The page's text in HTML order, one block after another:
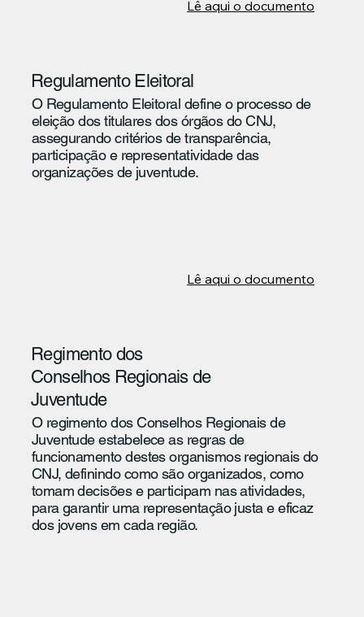
Lê aqui o documento
Regulamento Eleitoral
O Regulamento Eleitoral define o processo de
eleição dos titulares dos órgãos do CNJ,
assegurando critérios de transparência,
participação e representatividade das
organizações de juventude.
Lê aqui o documento
Regimento dos
Conselhos Regionais de
Juventude
O regimento dos Conselhos Regionais de
Juventude estabelece as regras de
funcionamento destes organismos regionais do
CNJ, definindo como são organizados, como
tomam decisões e participam nas atividades,
para garantir uma representação justa e eficaz
dos jovens em cada região.